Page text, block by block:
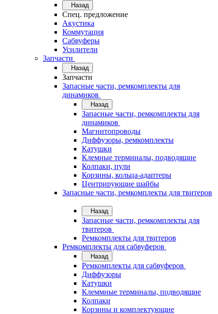
Назад
Спец. предложение
Акустика
Коммутация
Сабвуферы
Усилители
Запчасти
Назад
Запчасти
Запасные части, ремкомплекты для
динамиков
Назад
Запасные части, ремкомплекты для
динамиков
Магнитопроводы
Диффузоры, ремкомплекты
Катушки
Клемные терминалы, подводящие
Колпаки, пули
Корзины, кольца-адаптеры
Центрирующие шайбы
Запасные части, ремкомплекты для твитеров
Назад
Запасные части, ремкомплекты для
твитеров
Ремкомплекты для твитеров
Ремкомплекты для сабвуферов
Назад
Ремкомплекты для сабвуферов
Диффузоры
Катушки
Клеммные терминалы, подводящие
Колпаки
Корзины и комплектующие